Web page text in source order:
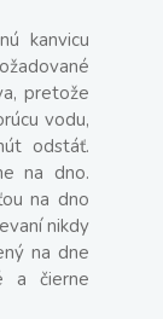
kanvicu
pretože
vodu,
odstáť.
na dno.
na dno
nikdy
na dne
a čierne